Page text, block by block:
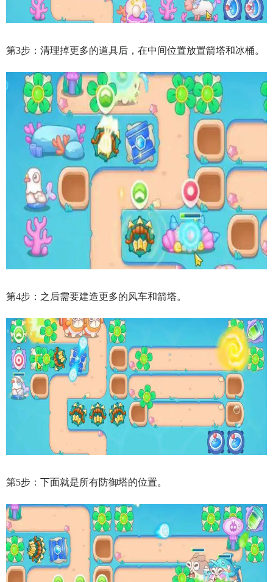
第3步：清理掉更多的道具后，在中间位置放置箭塔和冰桶。
第4步：之后需要建造更多的风车和箭塔。
第5步：下面就是所有防御塔的位置。